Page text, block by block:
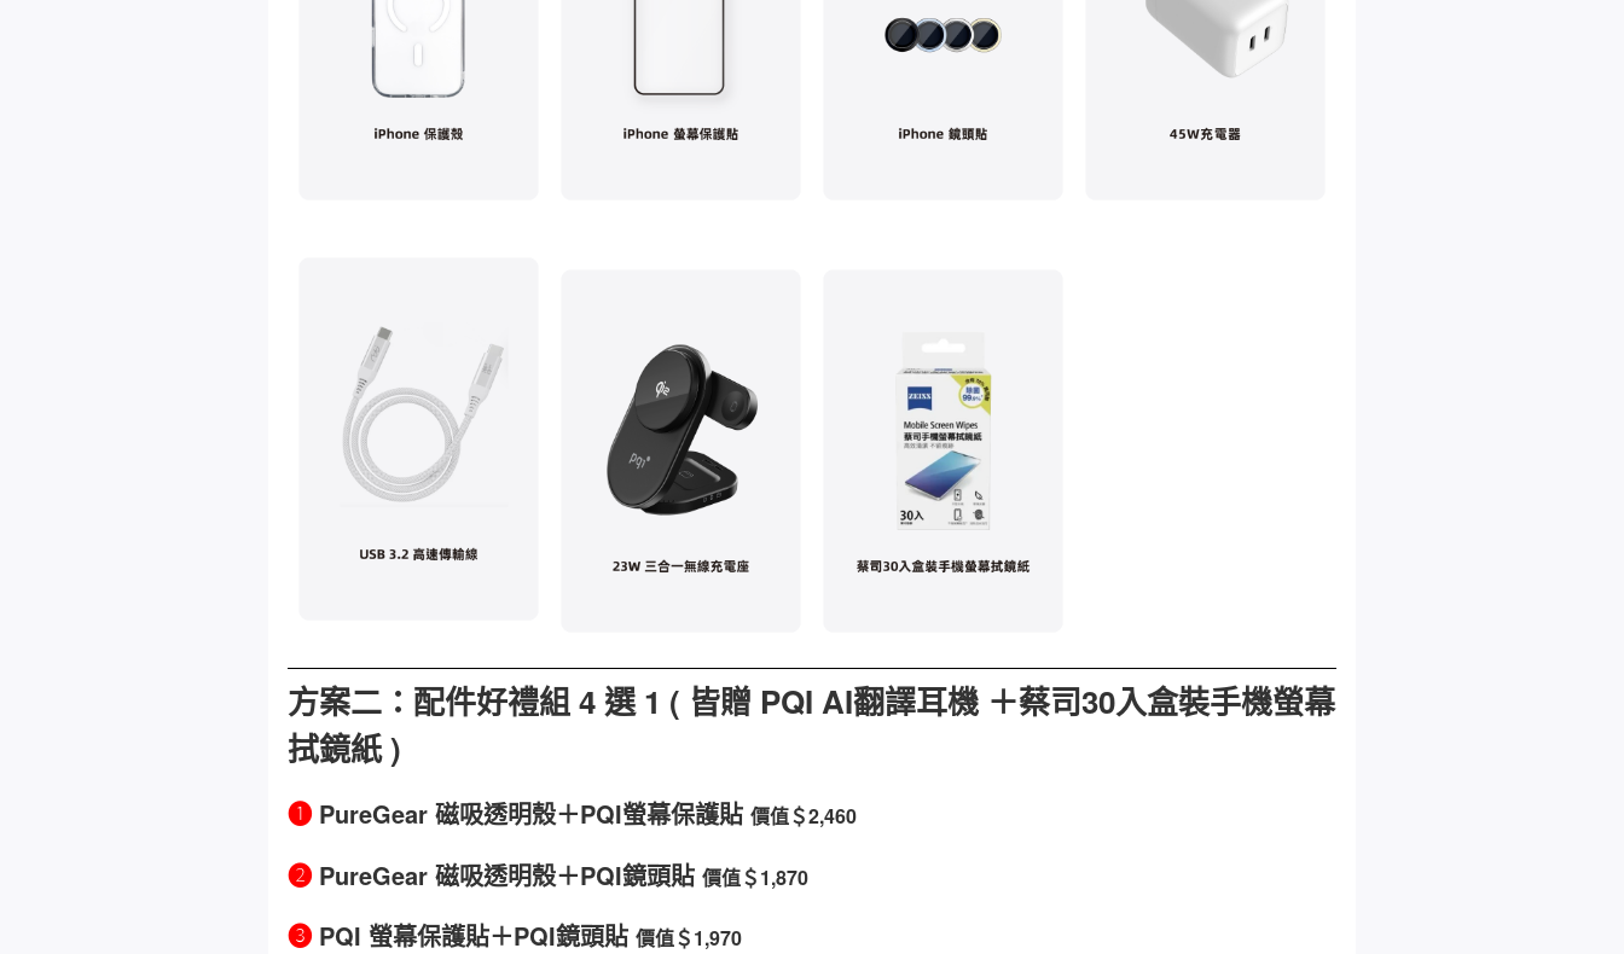
方案二：配件好禮組 4 選 1 ( 皆贈 PQI AI翻譯耳機 ＋蔡司30入盒裝手機螢幕
拭鏡紙)
❶ PureGear 磁吸透明殼＋PQI螢幕保護貼 價值＄2,460
❷PureGear 磁吸透明殼＋PQI鏡頭貼 價值＄1,870
❸PQI 螢幕保護貼＋PQI鏡頭貼 價值＄1,970